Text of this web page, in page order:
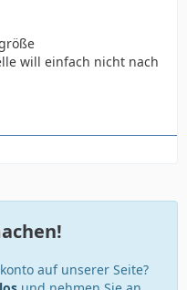
will einfach nicht nach
auf unserer Seite?